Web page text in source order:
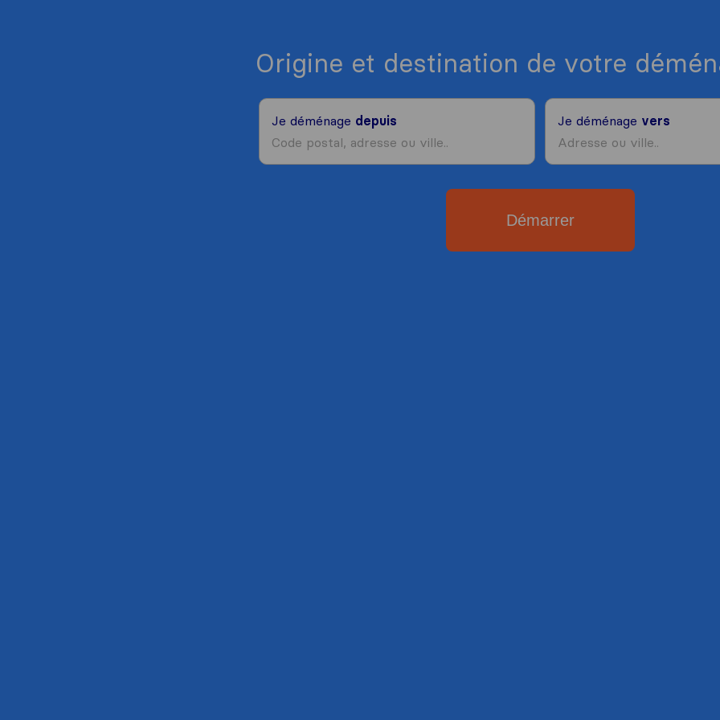
Origine et destination de votre
Je déménage depuis Je déménage vers
Démarrer